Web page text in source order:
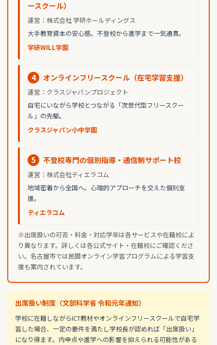
ースクール）
運営：株式会社 学研ホールディングス
大手教育資本の安心感。不登校から進学まで一気通貫。
学研WILL学園
4 オンラインフリースクール（在宅学習支援）
運営：クラスジャパンプロジェクト
自宅にいながら学校とつながる「次世代型フリースクー
ル」の先駆。
クラスジャパン小中学園
5 不登校専門の個別指導・通信制サポート校
運営：株式会社ティエラコム
地域密着から全国へ。心理的アプローチを交えた個別支
援。
ティエラコム
※出席扱いの可否・料金・対応学年は各サービスや在籍校によ
り異なります。詳しくは各公式サイト・在籍校にご確認くださ
い。名古屋市では民間オンライン学習プログラムによる学習支
援も案内されています。
出席扱い制度（文部科学省 令和元年通知）
学校に在籍しながらICT教材やオンラインフリースクールで自宅学
習した場合、一定の要件を満たし学校長が認めれば「出席扱い」
になり得ます。内申点や進学への影響を抑えられる可能性がある